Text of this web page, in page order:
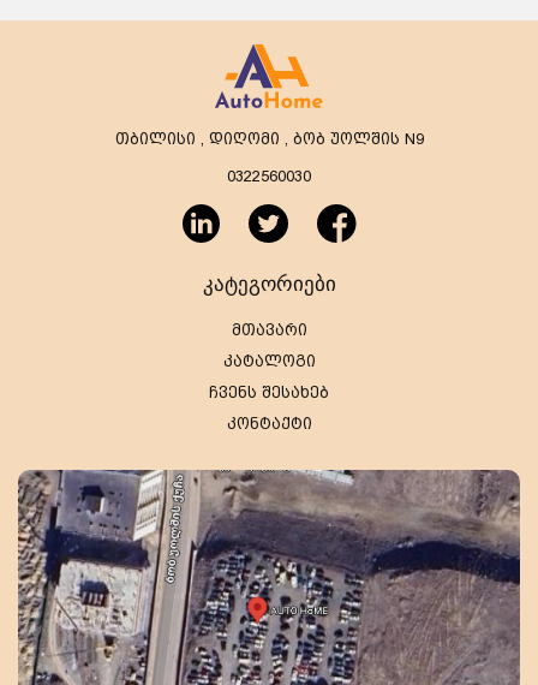
თბილისი , დიღომი , ბობ უოლშის N9
0322560030
კატეგორიები
მთავარი
კატალოგი
ჩვენს შესახებ
კონტაქტი